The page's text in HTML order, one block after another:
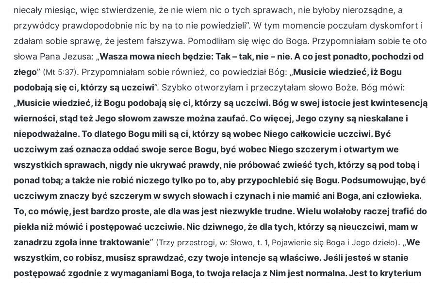
niecały miesiąc, więc stwierdzenie, że nie wiem nic o tych sprawach, nie byłoby nierozsądne, a
przywódcy prawdopodobnie nic by na to nie powiedzieli”. W tym momencie poczułam dyskomfort i
zdałam sobie sprawę, że jestem fałszywa. Pomodliłam się więc do Boga. Przypomniałam sobie te oto
słowa Pana Jezusa: „Wasza mowa niech będzie: Tak – tak, nie – nie. A co jest ponadto, pochodzi od
złego” (Mt 5:37). Przypomniałam sobie również, co powiedział Bóg: „Musicie wiedzieć, iż Bogu
podobają się ci, którzy są uczciwi”. Szybko otworzyłam i przeczytałam słowo Boże. Bóg mówi:
„Musicie wiedzieć, iż Bogu podobają się ci, którzy są uczciwi. Bóg w swej istocie jest kwintesencją
wierności, stąd też Jego słowom zawsze można zaufać. Co więcej, Jego czyny są nieskalane i
niepodważalne. To dlatego Bogu mili są ci, którzy są wobec Niego całkowicie uczciwi. Być
uczciwym zaś oznacza oddać swoje serce Bogu, być wobec Niego szczerym i otwartym we
wszystkich sprawach, nigdy nie ukrywać prawdy, nie próbować zwieść tych, którzy są pod tobą i
ponad tobą; a także nie robić niczego tylko po to, aby przypochlebić się Bogu. Podsumowując, być
uczciwym znaczy być szczerym w swych słowach i czynach i nie mamić ani Boga, ani człowieka.
To, co mówię, jest bardzo proste, ale dla was jest niezwykle trudne. Wielu wolałoby raczej trafić do
piekła niż mówić i postępować uczciwie. Nic dziwnego, że dla tych, którzy są nieuczciwi, mam w
zanadrzu zgoła inne traktowanie” (Trzy przestrogi, w: Słowo, t. 1, Pojawienie się Boga i Jego dzieło). „We
wszystkim, co robisz, musisz sprawdzać, czy twoje intencje są właściwe. Jeśli jesteś w stanie
postępować zgodnie z wymaganiami Boga, to twoja relacja z Nim jest normalna. Jest to kryterium